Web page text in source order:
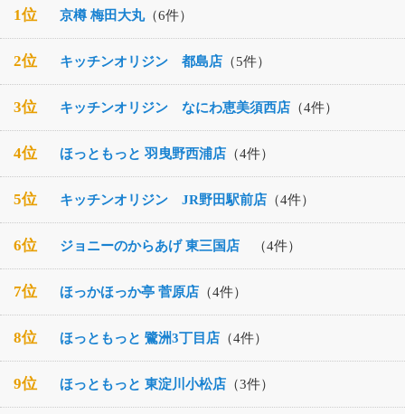
1位 京樽 梅田大丸（6件）
2位 キッチンオリジン 都島店 （5件）
3位 キッチンオリジン なにわ恵美須西店 （4件）
4位 ほっともっと 羽曳野西浦店 （4件）
5位 キッチンオリジン JR野田駅前店 （4件）
6位 ジョニーのからあげ 東三国店 （4件）
7位 ほっかほっか亭 菅原店 （4件）
8位 ほっともっと 鷺洲3丁目店 （4件）
9位 ほっともっと 東淀川小松店 （3件）